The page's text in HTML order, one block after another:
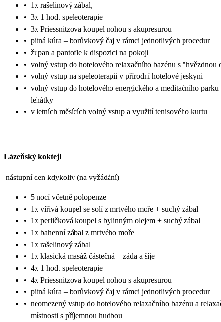
• 1x rašelinový zábal,
• 3x 1 hod. speleoterapie
• 3x Priessnitzova koupel nohou s akupresurou
• pitná kúra – borůvkový čaj v rámci jednotlivých procedur
• župan a pantofle k dispozici na pokoji
• volný vstup do hotelového relaxačního bazénu s "hvězdnou
• volný vstup na speleoterapii v přírodní hotelové jeskyni
• volný vstup do hotelového energického a meditačního parku
lehátky
• v letních měsících volný vstup a využití tenisového kurtu
Lázeňský koktejl
nástupní den kdykoliv (na vyžádání)
• 5 nocí včetně polopenze
• 1x vířivá koupel se solí z mrtvého moře + suchý zábal
• 1x perličková koupel s bylinným olejem + suchý zábal
• 1x bahenní zábal z mrtvého moře
• 1x rašelinový zábal
• 1x klasická masáž částečná – záda a šíje
• 4x 1 hod. speleoterapie
• 4x Priessnitzova koupel nohou s akupresurou
• pitná kúra – borůvkový čaj v rámci jednotlivých procedur
• neomezený vstup do hotelového relaxačního bazénu a
místnosti s příjemnou hudbou